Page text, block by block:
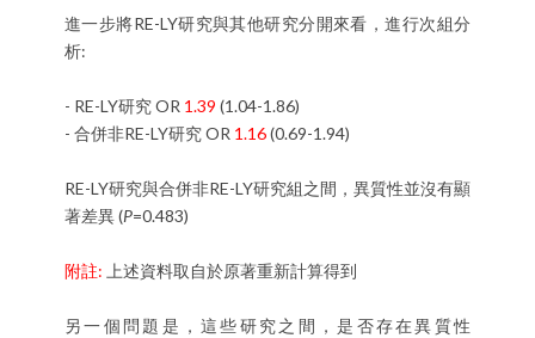
進一步將RE-LY研究與其他研究分開來看，進行次組分
析:
- RE-LY研究 OR 1.39 (1.04-1.86)
- 合併非RE-LY研究 OR 1.16(0.69-1.94)
RE-LY研究與合併非RE-LY研究組之間，異質性並沒有顯
著差異 (P=0.483)
附註: 上述資料取自於原著重新計算得到
另一個問題是，這些研究之間，是否存在異質性